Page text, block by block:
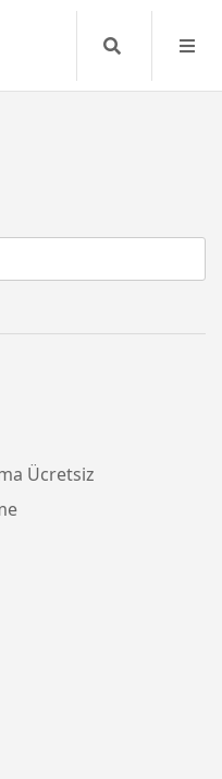
Search
Ücretsiz